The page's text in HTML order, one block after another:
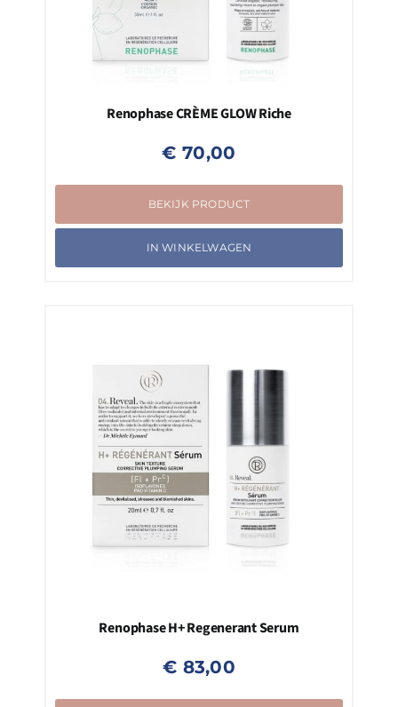
Renophase CRÈME GLOW Riche
€ 70,00
BEKIJK PRODUCT
IN WINKELWAGEN
Renophase H+ Regenerant Serum
€ 83,00